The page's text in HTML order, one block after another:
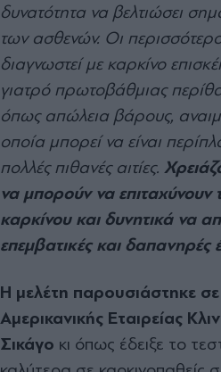
δυνατότητα να βελτιώσει
των ασθενών. Οι
διαγνωστεί με καρκίνο
γιατρό πρωτοβάθμιας
όπως απώλεια βάρους,
οποία μπορεί να είναι
πολλές πιθανές αιτίες.
να μπορούν να επιταχύνουν
καρκίνου και δυνητικά να
επεμβατικές και δαπανηρές
Η μελέτη παρουσιάστηκε
Αμερικανικής Εταιρείας
Σικάγο κι όπως έδειξε το